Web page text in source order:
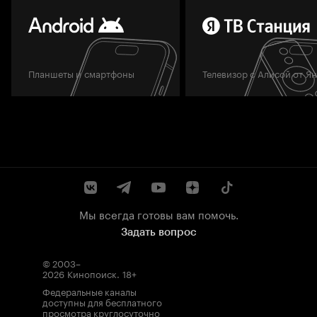
Планшеты и смартфоны Телевизор с Алисой от
Мы всегда готовы вам помочь.
Задать вопрос
© 2003–
2026 Кинопоиск. 18+
Федеральные каналы
доступны для бесплатного
просмотра круглосуточно